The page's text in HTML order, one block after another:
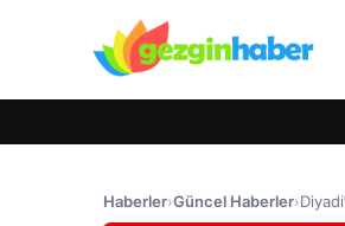
Haberler›Güncel Haberler›